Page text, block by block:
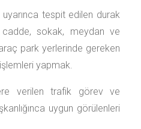
uyarınca tespit edilen durak
sokak, meydan ve
park yerlerinde gereken
yapmak.
verilen trafik görev ve
uygun görülenleri